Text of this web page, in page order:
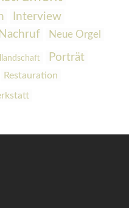
Interview
Nachruf Neue Orgel
Porträt
Restauration